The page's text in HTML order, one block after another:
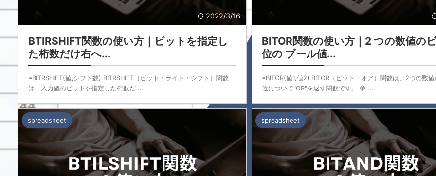
2022/3/16
BTIRSHIFT関数の使い方｜ビットを指定し
た桁数だけ右へ...
=BITRSHIFT(値,シフト数) BITRSHIFT（ビット・ライト・シフト）関数
は、入力値のビットを指定した桁数だ ...
BITOR関数の使い方｜2 つの数値の
位の ブール値...
=BITOR(値1,値2) BITOR（ビット・オア）関数は、2つの数
位について"OR"を返す関数です。 参 ...
spreadsheet spreadsheet